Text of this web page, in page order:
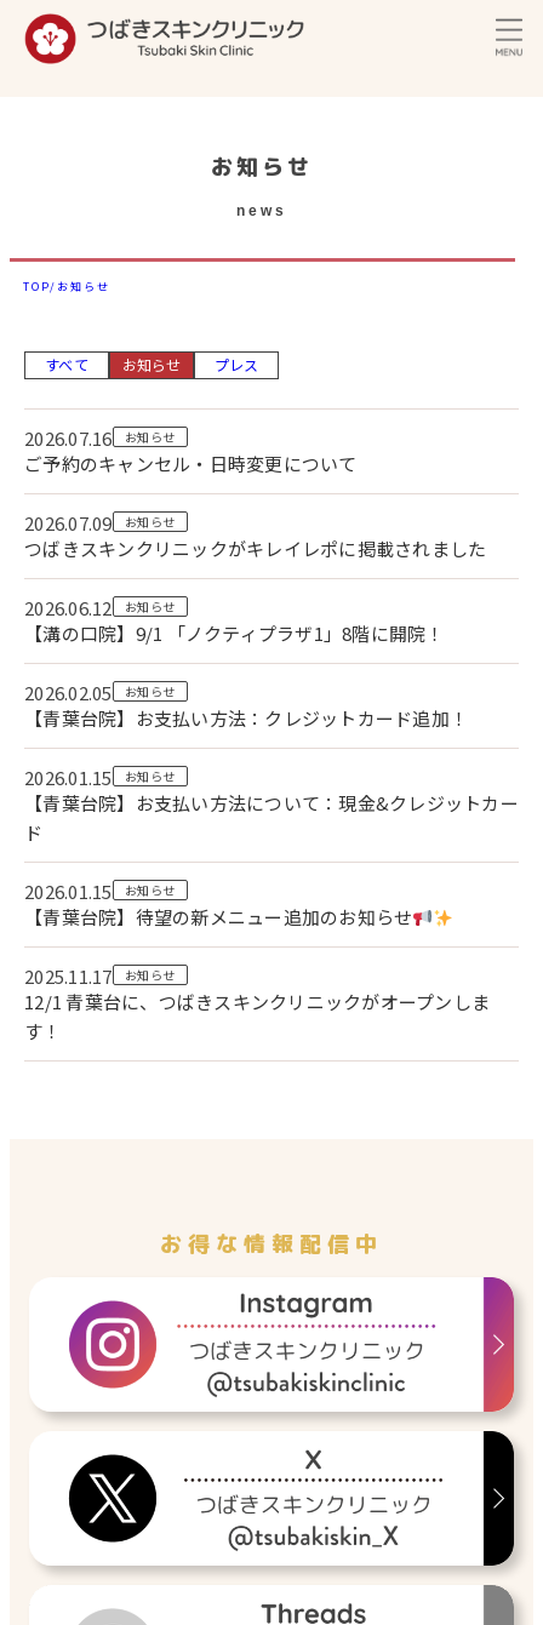
内
容
お知らせ
news
TOP/ お知らせ
すべて お知らせ プレス
2026.07.16 お知らせ
ご予約のキャンセル・日時変更について
2026.07.09 お知らせ
つばきスキンクリニックがキレイレポに掲載されました
2026.06.12 お知らせ
【溝の口院】9/1 「ノクティプラザ1」8階に開院！
2026.02.05 お知らせ
【青葉台院】お支払い方法：クレジットカード追加！
2026.01.15 お知らせ
【青葉台院】お支払い方法について：現金&クレジットカー
ド
2026.01.15 お知らせ
【青葉台院】待望の新メニュー追加のお知らせ
2025.11.17 お知らせ
12/1 青葉台に、つばきスキンクリニックがオープンしま
す！
お得な情報配信中